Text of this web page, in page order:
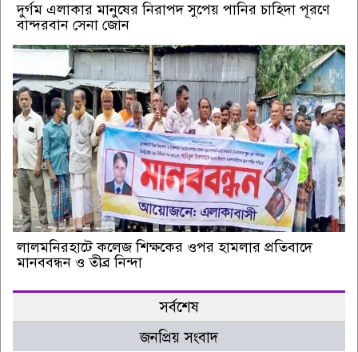
দুর্গম এলাকার মানুষের নিরাপদ সুপেয় পানির চাহিদা পূরণে
বান্দরবান সেনা জোন
‎লালমনিরহাটে কলেজ শিক্ষকের ওপর হামলার প্রতিবাদে
মানববন্ধন ও তীব্র নিন্দা
সর্বশেষ
জনপ্রিয় সংবাদ